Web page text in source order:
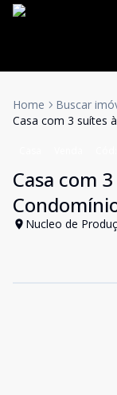
Home
Buscar
Casa com 3 suítes
Casa com
Nucleo de